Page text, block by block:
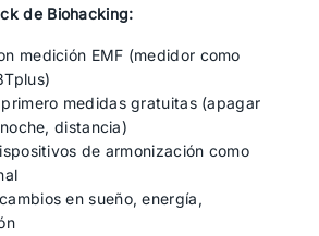
de Biohacking:
medición EMF (medidor como
medidas gratuitas (apagar
distancia)
de armonización como
en sueño, energía,